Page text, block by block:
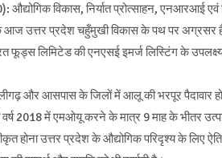
विकास, निर्यात प्रोत्साहन, एनआरआई एवं
कि आज उत्तर प्रदेश चहुँमुखी विकास के पथ पर
फूड्स लिमिटेड की एनएसई इमर्ज लिस्टिंग के
और आसपास के जिलों में आलू की भरपूर
वर्ष 2018 में एमओयू करने के मात्र 9 माह के भीतर
उत्तर प्रदेश के औद्योगिक परिदृश्य के लिए